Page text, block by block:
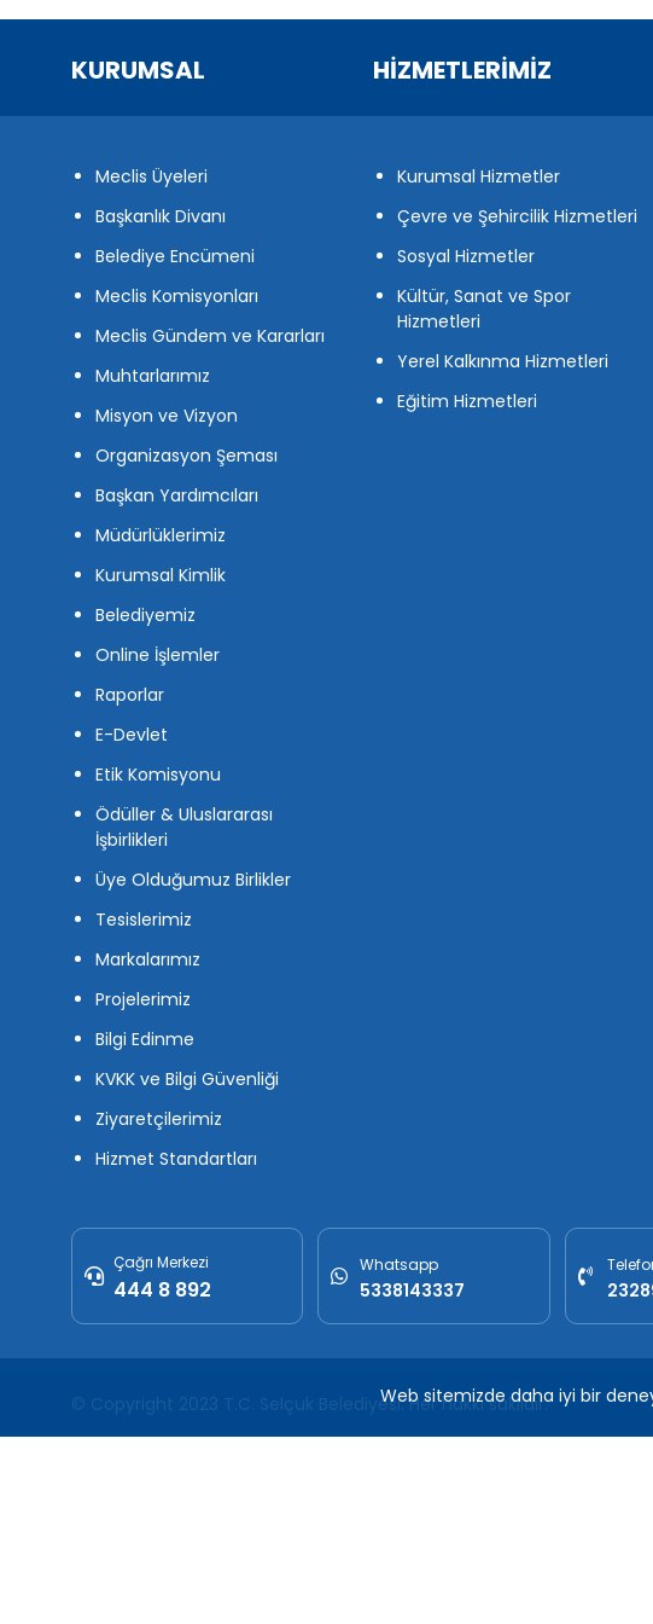
KURUMSAL
Meclis Üyeleri
Başkanlık Divanı
Belediye Encümeni
Meclis Komisyonları
Meclis Gündem ve Kararları
Muhtarlarımız
Misyon ve Vizyon
Organizasyon Şeması
Başkan Yardımcıları
Müdürlüklerimiz
Kurumsal Kimlik
Belediyemiz
Online İşlemler
Raporlar
E-Devlet
Etik Komisyonu
Ödüller & Uluslararası
İşbirlikleri
Üye Olduğumuz Birlikler
Tesislerimiz
Markalarımız
Projelerimiz
Bilgi Edinme
KVKK ve Bilgi Güvenliği
Ziyaretçilerimiz
Hizmet Standartları
HİZMETLERİMİZ
Kurumsal Hizmetler
Çevre ve Şehircilik Hizmetleri
Sosyal Hizmetler
Kültür, Sanat ve Spor
Hizmetleri
Yerel Kalkınma Hizmetleri
Eğitim Hizmetleri
Çağrı Merkezi
444 8 892
Whatsapp
5338143337
© Copyright 2023 T.C. Selçuk Belediyesi.Her hakkı saklıdır.
Web sitemizde daha iyi bir